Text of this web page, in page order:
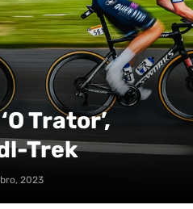
Trator’,
Trek
2023